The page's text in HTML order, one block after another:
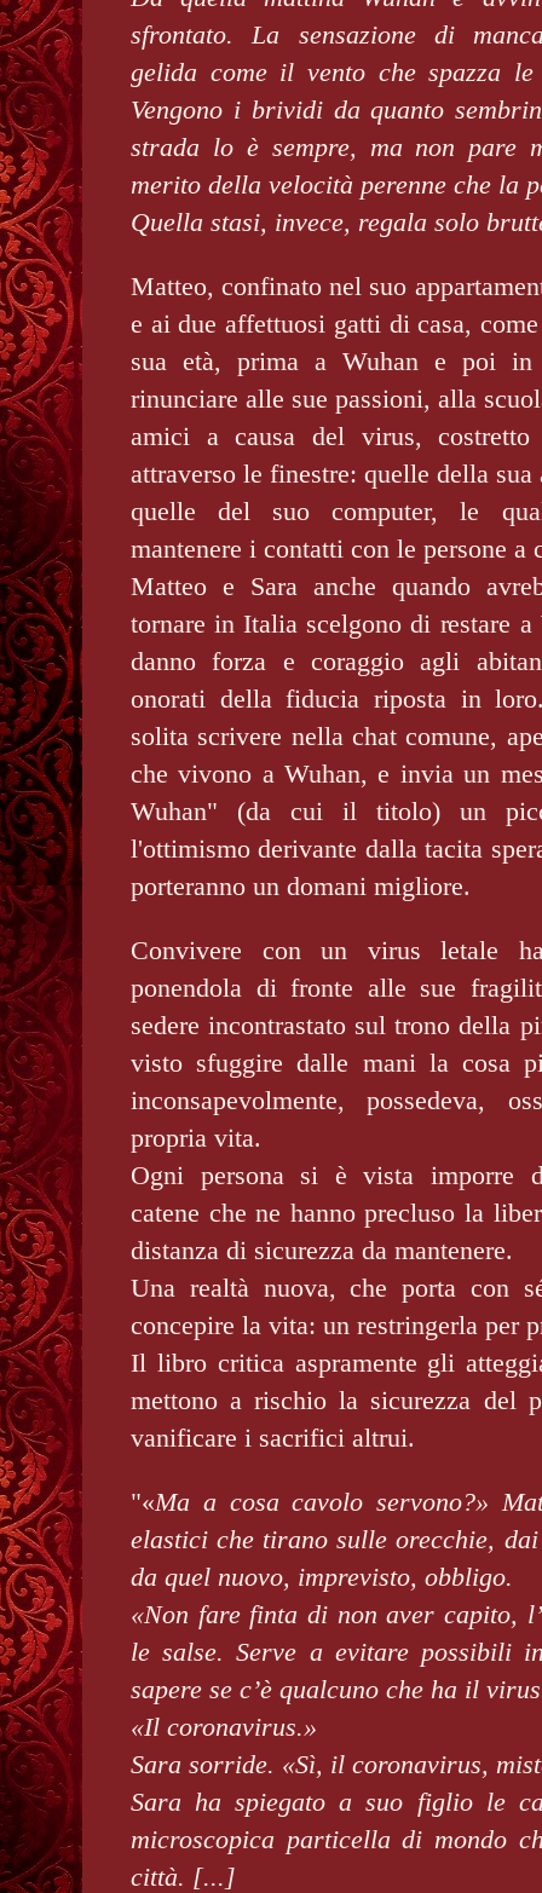
sfrontato. La sensazione di
gelida come il vento che spazza
Vengono i brividi da quanto
strada lo è sempre, ma non pare
merito della velocità perenne che la
Quella stasi, invece, regala solo
Matteo, confinato nel suo
e ai due affettuosi gatti di casa,
sua età, prima a Wuhan e poi
rinunciare alle sue passioni, alla
amici a causa del virus,
attraverso le finestre: quelle della
quelle del suo computer, le
mantenere i contatti con le persone
Matteo e Sara anche quando
tornare in Italia scelgono di restare
danno forza e coraggio agli
onorati della fiducia riposta in
solita scrivere nella chat comune,
che vivono a Wuhan, e invia un
Wuhan" (da cui il titolo) un
l'ottimismo derivante dalla tacita
porteranno un domani migliore.
Convivere con un virus letale
ponendola di fronte alle sue
sedere incontrastato sul trono della
visto sfuggire dalle mani la cosa
inconsapevolmente, possedeva,
propria vita.
Ogni persona si è vista imporre
catene che ne hanno precluso la
distanza di sicurezza da mantenere.
Una realtà nuova, che porta con
concepire la vita: un restringerla per
Il libro critica aspramente gli
mettono a rischio la sicurezza del
vanificare i sacrifici altrui.
"«Ma a cosa cavolo servono?»
elastici che tirano sulle orecchie,
da quel nuovo, imprevisto, obbligo.
«Non fare finta di non aver capito,
le salse. Serve a evitare possibili
sapere se c’è qualcuno che ha il
«Il coronavirus.»
Sara sorride. «Sì, il coronavirus,
Sara ha spiegato a suo figlio le
microscopica particella di mondo
città. [...]